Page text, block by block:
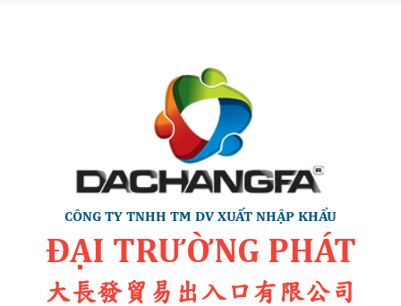
CÔNG TY TNHH TM DV XUẤT NHẬP KHẨU
ĐẠI TRƯỜNG PHÁT
大長發貿易出入口有限公司